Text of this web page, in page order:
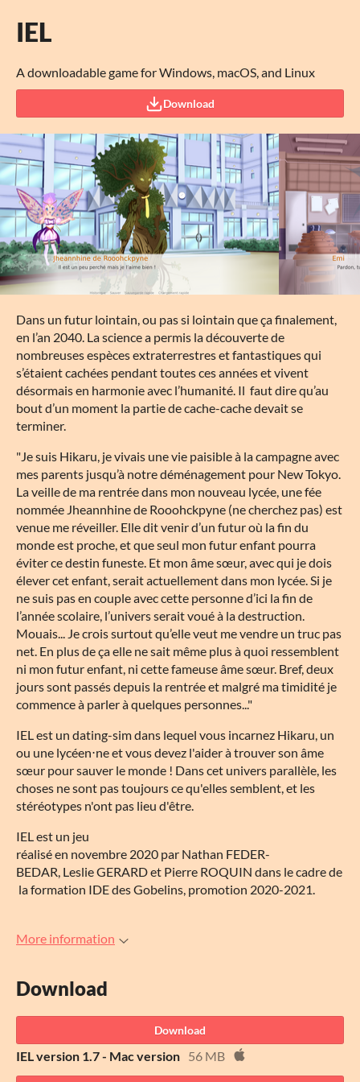
IEL
A downloadable game for Windows, macOS, and Linux
Download
Dans un futur lointain, ou pas si lointain que ça finalement,
en l’an 2040. La science a permis la découverte de
nombreuses espèces extraterrestres et fantastiques qui
s’étaient cachées pendant toutes ces années et vivent
désormais en harmonie avec l’humanité. Il faut dire qu’au
bout d’un moment la partie de cache-cache devait se
terminer.
"Je suis Hikaru, je vivais une vie paisible à la campagne avec
mes parents jusqu’à notre déménagement pour New Tokyo.
La veille de ma rentrée dans mon nouveau lycée, une fée
nommée Jheannhine de Rooohckpyne (ne cherchez pas) est
venue me réveiller. Elle dit venir d’un futur où la fin du
monde est proche, et que seul mon futur enfant pourra
éviter ce destin funeste. Et mon âme sœur, avec qui je dois
élever cet enfant, serait actuellement dans mon lycée. Si je
ne suis pas en couple avec cette personne d’ici la fin de
l’année scolaire, l’univers serait voué à la destruction.
Mouais... Je crois surtout qu’elle veut me vendre un truc pas
net. En plus de ça elle ne sait même plus à quoi ressemblent
ni mon futur enfant, ni cette fameuse âme sœur. Bref, deux
jours sont passés depuis la rentrée et malgré ma timidité je
commence à parler à quelques personnes..."
IEL est un dating-sim dans lequel vous incarnez Hikaru, un
ou une lycéen⋅ne et vous devez l'aider à trouver son âme
sœur pour sauver le monde ! Dans cet univers parallèle, les
choses ne sont pas toujours ce qu'elles semblent, et les
stéréotypes n'ont pas lieu d'être.
IEL est un jeu
réalisé en novembre 2020 par Nathan FEDER-
BEDAR, Leslie GERARD et Pierre ROQUIN dans le cadre de
la formation IDE des Gobelins, promotion 2020-2021.
More information
Download
Download
IEL version 1.7 - Mac version 56 MB